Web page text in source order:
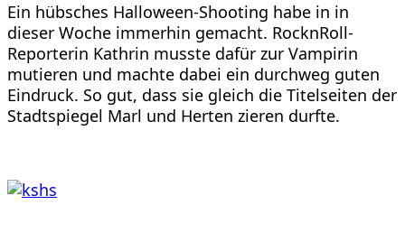
Ein hübsches Halloween-Shooting habe in in
dieser Woche immerhin gemacht. RocknRoll-
Reporterin Kathrin musste dafür zur Vampirin
mutieren und machte dabei ein durchweg guten
Eindruck. So gut, dass sie gleich die Titelseiten der
Stadtspiegel Marl und Herten zieren durfte.